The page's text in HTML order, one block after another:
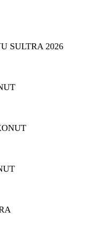
SULTRA 2026